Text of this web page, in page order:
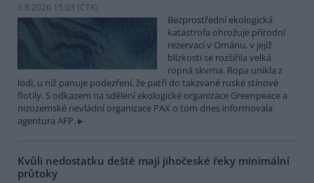
6.8.2026 15:03 (ČTK)
Bezprostřední ekologická
katastrofa ohrožuje přírodní
rezervaci v Ománu, v jejíž
blízkosti se rozšířila velká
ropná skvrna. Ropa unikla z
lodi, u níž panuje podezření, že patří do takzvané ruské stínové
flotily. S odkazem na sdělení ekologické organizace Greenpeace a
nizozemské nevládní organizace PAX o tom dnes informovala
agentura AFP.
Kvůli nedostatku deště mají jihočeské řeky minimální
průtoky